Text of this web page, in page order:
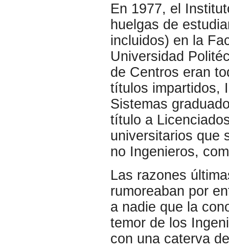
En 1977, el
huelgas de
incluidos) en la
Universidad
de Centros eran
títulos impartidos,
Sistemas
título a
universitarios que
no Ingenieros,
Las razones
rumoreaban por
a nadie que la
temor de los
con una caterva